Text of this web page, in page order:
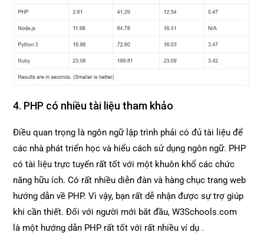
4. PHP có nhiều tài liệu tham khảo
Điều quan trọng là ngôn ngữ lập trình phải có đủ tài liệu để
các nhà phát triển học và hiểu cách sử dụng ngôn ngữ. PHP
có tài liệu trực tuyến rất tốt với một khuôn khổ các chức
năng hữu ích. Có rất nhiều diễn đàn và hàng chục trang web
hướng dẫn về PHP. Vì vậy, bạn rất dễ nhận được sự trợ giúp
khi cần thiết. Đối với người mới bắt đầu, W3Schools.com
là một hướng dẫn PHP rất tốt với rất nhiều ví dụ .